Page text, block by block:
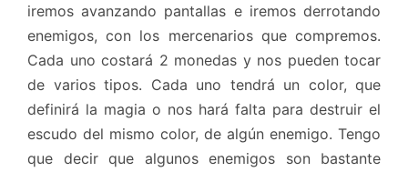
iremos avanzando pantallas e iremos derrotando
enemigos, con los mercenarios que compremos.
Cada uno costará 2 monedas y nos pueden tocar
de varios tipos. Cada uno tendrá un color, que
definirá la magia o nos hará falta para destruir el
escudo del mismo color, de algún enemigo. Tengo
que decir que algunos enemigos son bastante